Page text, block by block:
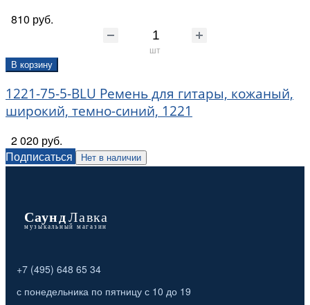
810 руб.
шт
В корзину
1221-75-5-BLU Ремень для гитары, кожаный,
широкий, темно-синий, 1221
2 020 руб.
Подписаться
Нет в наличии
+7 (495) 648 65 34
с понедельника по пятницу с 10 до 19